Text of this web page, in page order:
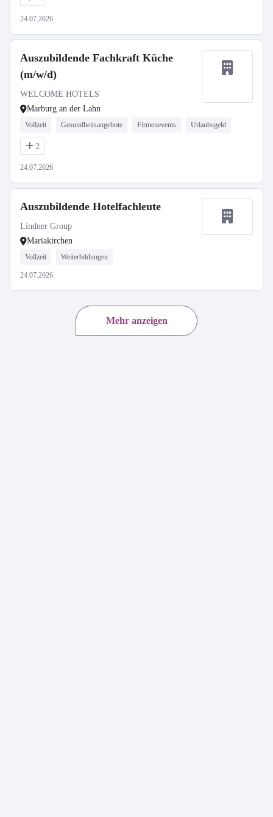
24.07.2026
Auszubildende Fachkraft Küche
(m/w/d)
WELCOME HOTELS
Marburg an der Lahn
Vollzeit Gesundheitsangebote Firmenevents Urlaubsgeld
2
24.07.2026
Auszubildende Hotelfachleute
Lindner Group
Mariakirchen
Vollzeit Weiterbildungen
24.07.2026
Mehr anzeigen